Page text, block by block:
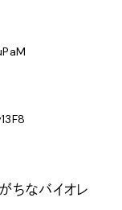
ちなバイオレ